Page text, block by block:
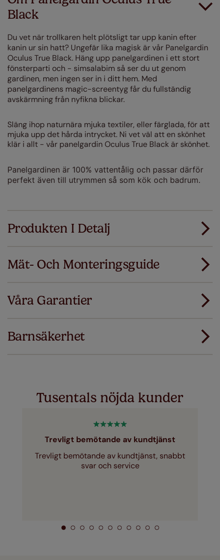
Black
Du vet när trollkaren helt plötsligttar upp kanin efter
kanin ur sin hatt? Ungefär lika magisk är vår Panelgardin
Oculus True Black. Häng upp panelgardinen i ett stort
fönsterparti och - simsalabim så ser du ut genom
gardinen, men ingen ser in i ditt hem. Med
panelgardinens magic-screentyg får du fullständig
avskärmning från nyfikna blickar.
Släng ihop naturnära mjuka textiler, eller färglada, för att
mjuka upp det hårda intrycket. Ni vet väl att en skönhet
klär i allt - vår panelgardin Oculus True Black är skönhet.
Panelgardinen är 100% vattentålig och passar därför
perfekt även till utrymmen så som kök och badrum.
Produkten I Detalj
Mät- Och Monteringsguide
Ladda ner instruktioner
Våra Garantier
första gången ersätter vi dem med rätt storlek.
Barnsäkerhet
Tusentals nöjda kunder
Trevligt bemötande av kundtjänst
Trevligt bemötande av kundtjänst, snabbt
svar och service